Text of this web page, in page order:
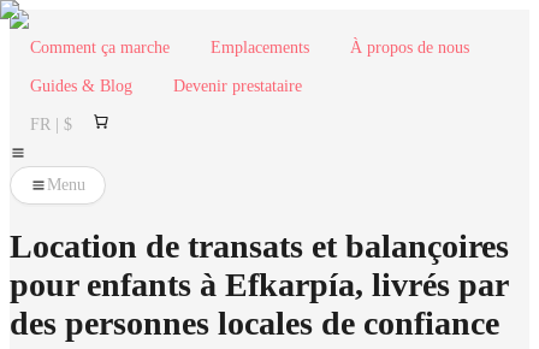
Comment ça marche Emplacements À propos de nous
Guides & Blog Devenir prestataire
FR | $
Menu
Location de transats et balançoires
pour enfants à Efkarpía, livrés par
des personnes locales de confiance